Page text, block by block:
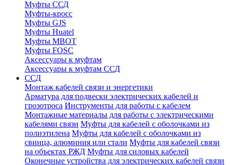
Муфты ССД
Муфты-кросс
Муфты GJS
Муфты Huatel
Муфты МВОТ
Муфты FOSC
Аксессуары к муфтам
Аксессуары к муфтам ССД
ССД
Монтаж кабелей связи и энергетики
Арматура для подвески электрических кабелей и
грозотроса Инструменты для работы с кабелем
Монтажные материалы для работы с электрическими
кабелями связи Муфты для кабелей с оболочками из
полиэтилена Муфты для кабелей с оболочками из
свинца, алюминия или стали Муфты для кабелей связи
на объектах РЖД Муфты для силовых кабелей
Оконечные устройства для электрических кабелей связи